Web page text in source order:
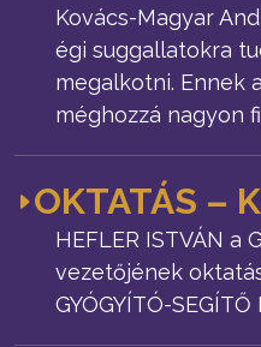
Kovács-Magyar
égi suggallatokra
megalkotni. Ennek
méghozzá nagyon
OKTATÁS –
HEFLER ISTVÁN a
vezetőjének
GYÓGYÍTÓ-